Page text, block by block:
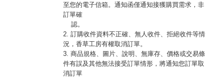
至您的電子信箱。通知函僅通知接獲購買需求，非
訂單確
認。
2. 訂購收件資料不正確、無人收件、拒絕收件等情
況，香草工房有權取消訂單。
3. 商品規格、圖片、說明、無庫存、價格或交易條
件有誤及其他無法接受訂單情形，將通知您訂單取
消訂單